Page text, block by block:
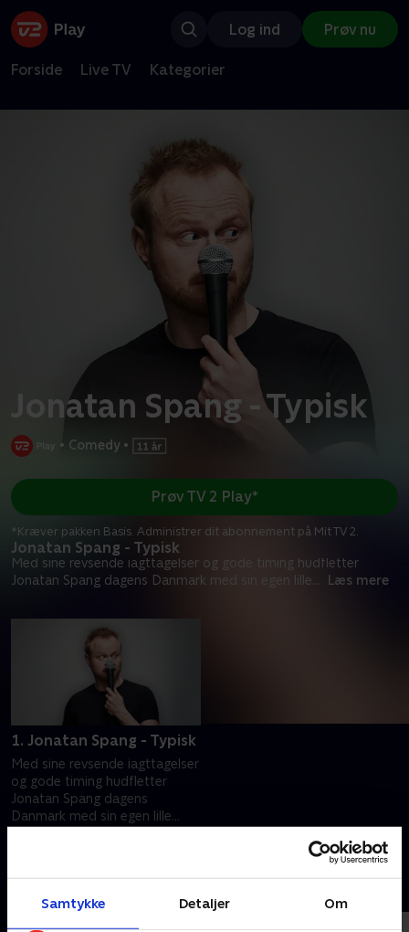
Samtykke Detaljer Om
Log ind Prøv nu
Forside Live TV Kategorier
Jonatan Spang - Typisk
• Comedy •
Jonatan Spang - Typisk
Med sine revsende iagttagelser og gode timing hudfletter
Jonatan Spang dagens Danmark med sin egen lille
Læs mere
Prøv TV 2 Play*
*Kræver pakken Basis. Administrer dit abonnement på Mit TV 2.
1. Jonatan Spang - Typisk
Med sine revsende iagttagelser
og gode timing hudfletter
Jonatan Spang dagens
Danmark med sin egen lille